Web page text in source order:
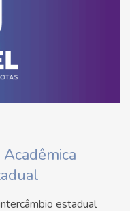
estadual